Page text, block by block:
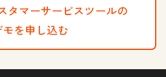
タマーサービスツールの
モを申し込む